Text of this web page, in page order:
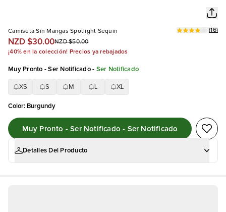
Camiseta Sin Mangas Spotlight Sequin
NZD $30.00NZD $50.00
(16)
¡40% en la colección! Precios ya rebajados
Muy Pronto - Ser Notificado- Ser Notificado
XS S M XL
Color: Burgundy
Muy Pronto - Ser Notificado - Ser Notificado
Detalles Del Producto